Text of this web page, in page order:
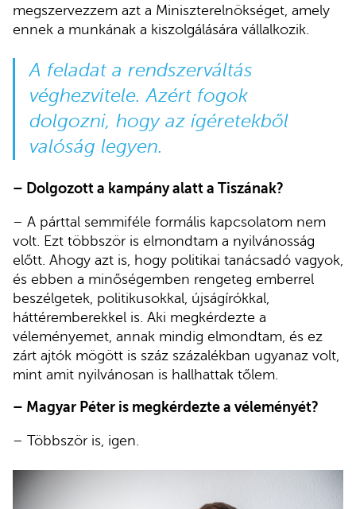
megszervezzem azt a Miniszterelnökséget, amely
ennek a munkának a kiszolgálására vállalkozik.
A feladat a rendszerváltás
véghezvitele. Azért fogok
dolgozni, hogy az ígéretekből
valóság legyen.
– Dolgozott a kampány alatt a Tiszának?
– A párttal semmiféle formális kapcsolatom nem
volt. Ezt többször is elmondtam a nyilvánosság
előtt. Ahogy azt is, hogy politikai tanácsadó vagyok,
és ebben a minőségemben rengeteg emberrel
beszélgetek, politikusokkal, újságírókkal,
háttéremberekkel is. Aki megkérdezte a
véleményemet, annak mindig elmondtam, és ez
zárt ajtók mögött is száz százalékban ugyanaz volt,
mint amit nyilvánosan is hallhattak tőlem.
– Magyar Péter is megkérdezte a véleményét?
– Többször is, igen.